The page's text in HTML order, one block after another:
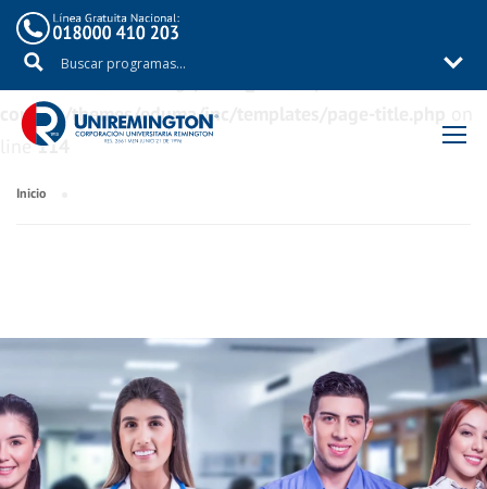
Warning
: Trying to access array offset on value of type
content/themes/eduma/inc/templates/page-title.php
line114
Inicio